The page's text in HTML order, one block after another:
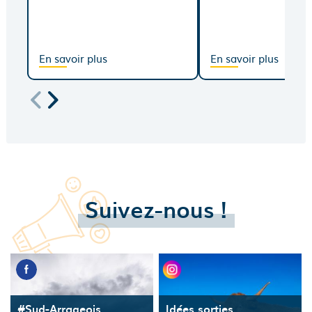
En savoir plus En savoir plus
Suivez-nous !
#Sud-Arrageois Idées sorties